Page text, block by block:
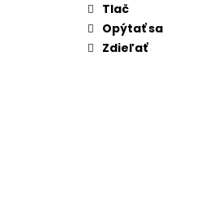
Tlač
Opýtať sa
Zdieľať